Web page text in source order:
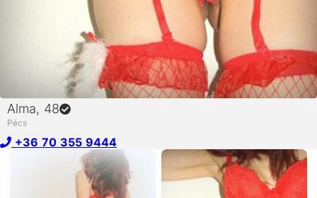
Alma, 48
Pécs
+36 70 355 9444